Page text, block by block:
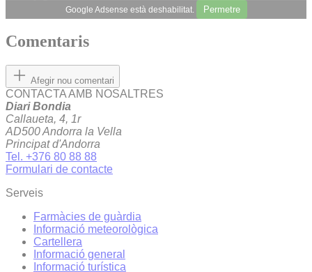
Google Adsense està deshabilitat. Permetre
Comentaris
Afegir nou comentari
CONTACTA AMB NOSALTRES
Diari Bondia
Callaueta, 4, 1r
AD500 Andorra la Vella
Principat d'Andorra
Tel. +376 80 88 88
Formulari de contacte
Serveis
Farmàcies de guàrdia
Informació meteorològica
Cartellera
Informació general
Informació turística